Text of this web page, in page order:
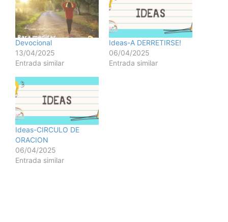
Devocional
13/04/2025
Entrada similar
Ideas-A DERRETIRSE!
06/04/2025
Entrada similar
Ideas-CIRCULO DE
ORACION
06/04/2025
Entrada similar